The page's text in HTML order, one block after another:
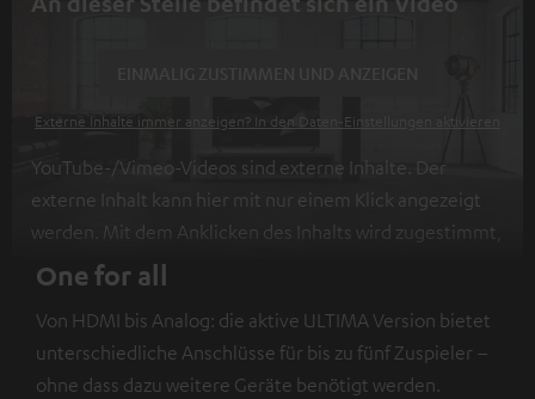
Externe Inhalte immer anzeigen? In den Daten‑Einstellungen aktivieren
YouTube-/Vimeo-Videos sind externe Inhalte. Der
externe Inhalt kann hier mit nur einem Klick angezeigt
werden. Mit dem Anklicken des Inhalts wird zugestimmt,
dass externe Inhalte angezeigt werden. Dabei können
übermittelt werden.Weitere Informationen sind in der
Datenschutzerklärung unter I zu finden .
One for all
Von HDMI bis Analog: die aktive ULTIMA Version bietet
unterschiedliche Anschlüsse für bis zu fünf Zuspieler –
ohne dass dazu weitere Geräte benötigt werden.